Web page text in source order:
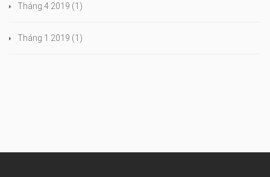
Tháng 4 2019 (1)
Tháng 1 2019 (1)